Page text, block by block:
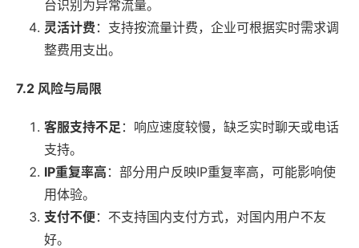
台识别为异常流量。
灵活计费 ：支持按流量计费，企业可根据实时需求调
整费用支出。
7.2 风险与局限
客服支持不足 ：响应速度较慢，缺乏实时聊天或电话
支持。
IP重复率高 ：部分用户反映IP重复率高，可能影响使
用体验。
支付不便：不支持国内支付方式，对国内用户不友
好。